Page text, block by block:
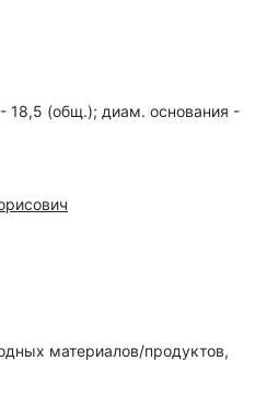
18,5 (общ.); диам. основания -
материалов/продуктов,